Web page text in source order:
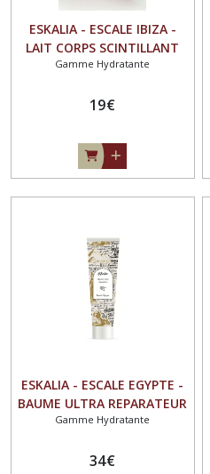
ESKALIA - ESCALE IBIZA -
LAIT CORPS SCINTILLANT
HYDRATANT COCO - ALOES -
Gamme Hydratante
19€
ESKALIA - ESCALE EGYPTE -
BAUME ULTRA REPARATEUR
VISAGE ET COPRS 250ML
250ML
Gamme Hydratante
34€